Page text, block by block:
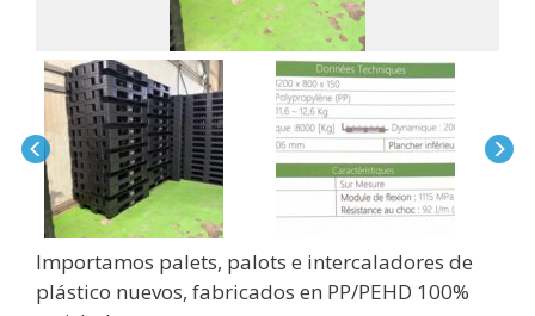
Importamos palets, palots e intercaladores de
plástico nuevos, fabricados en PP/PEHD 100%